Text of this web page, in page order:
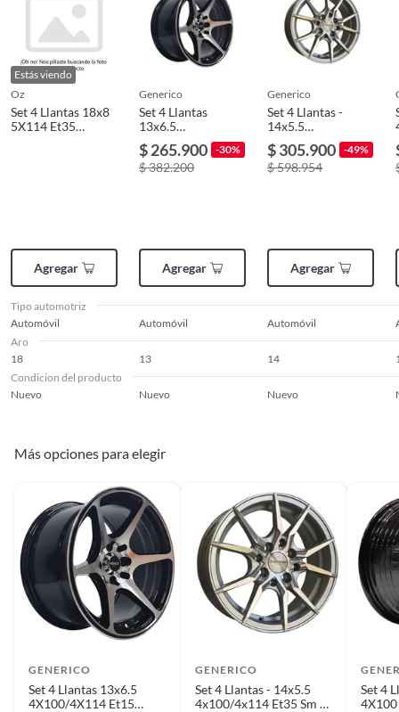
Estás viendo
oz
Set 4 Llantas 18x8
5X114 Et35
Agregar
generico
Set 4 Llantas
13x6.5
4X100/4X114 Et15
MILANO BM
$ 265.900 -30%
$ 382.200
Agregar
generico
Set 4 Llantas -
14x5.5
4x100/4x114 Et35
Sm V-neno
$ 305.900 -49%
$ 598.954
Agregar
Tipo automotriz
Automóvil
Automóvil Automóvil
Aro
18
13 14
Condicion del producto
Nuevo
Nuevo Nuevo
Más opciones para elegir
GENERICO
Set 4 Llantas 13x6.5
4X100/4X114 Et15
GENERICO
Set 4 Llantas - 14x5.5
4x100/4x114 Et35 Sm V-
Set 4
4X100